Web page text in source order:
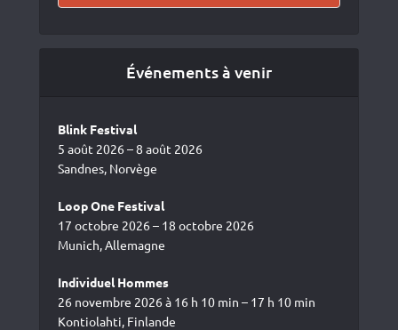
Événements à venir
Blink Festival
5 août 2026 – 8 août 2026
Sandnes, Norvège
Loop One Festival
17 octobre 2026 – 18 octobre 2026
Munich, Allemagne
Individuel Hommes
26 novembre 2026 à 16 h 10 min – 17 h 10 min
Kontiolahti, Finlande